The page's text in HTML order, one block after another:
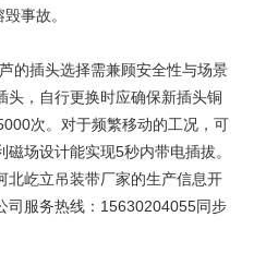
事故。
的插头选择需兼顾安全性与场景
头，自行更换时应确保新插头铜
次。对于频繁移动的工况，可
场设计能实现5秒内带电插拔。
北屹立吊装带厂家的生产信息开
司服务热线：15630204055同步